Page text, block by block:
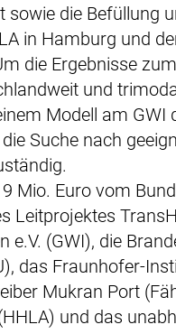
die Befüllung
in Hamburg und
die Ergebnisse
und
Modell am GWI
Suche nach
Mio. Euro vom
Leitprojektes
(GWI), die
das Fraunhofer-
Mukran Port
und das